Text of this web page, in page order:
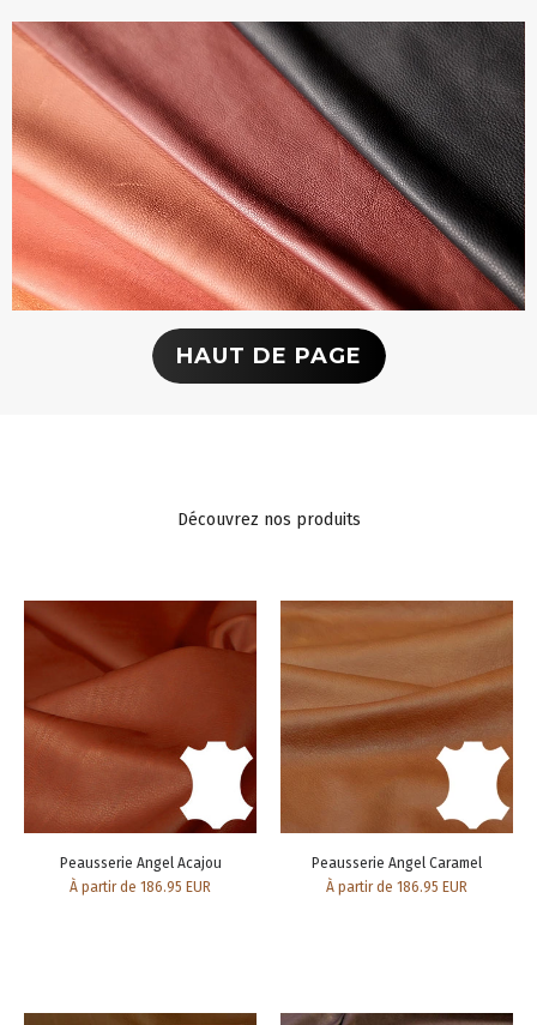
HAUT DE PAGE
Découvrez nos produits
Peausserie Angel Acajou
À partir de 186.95 EUR
Peausserie Angel Caramel
À partir de 186.95 EUR